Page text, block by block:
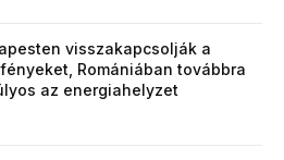
visszakapcsolják a
Romániában továbbra
az energiahelyzet